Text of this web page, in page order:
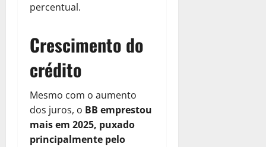
percentual.
Crescimento do
crédito
Mesmo com o aumento
dos juros, o BB emprestou
mais em 2025, puxado
principalmente pelo